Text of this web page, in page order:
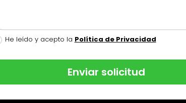
He leído y acepto la Política de Privacidad
Enviar solicitud